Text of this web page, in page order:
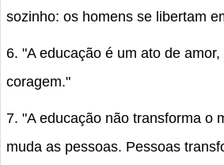
sozinho: os homens se libertam
6. "A educação é um ato de
coragem."
7. "A educação não transforma o
muda as pessoas. Pessoas